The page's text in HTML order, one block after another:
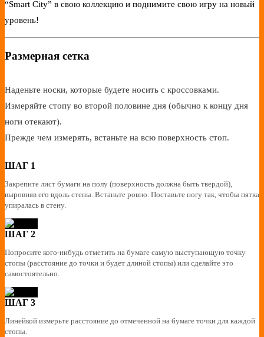
“Smart City” в свою коллекцию и поднимите свою игру на новый
уровень!
Размерная сетка
Наденьте носки, которые будете носить с кроссовками.
Измеряйте стопу во второй половине дня (обычно к концу дня
ноги отекают).
Прежде чем измерять, встаньте на всю поверхность стоп.
ШАГ 1
Закрепите лист бумаги на полу (поверхность должна быть твердой),
выровняв его вдоль стены. Встаньте ровно. Поставьте ногу так, чтобы пятка
упиралась в стену.
ШАГ 2
Попросите кого-нибудь отметить на бумаге самую выступающую точку
стопы (расстояние до точки и будет длиной стопы) или сделайте это
самостоятельно.
ШАГ 3
Линейкой измерьте расстояние до отмеченной на бумаге точки для каждой
стопы.